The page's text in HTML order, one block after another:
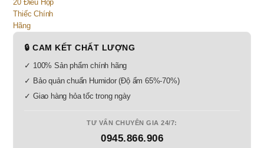
🔒 CAM KẾT CHẤT LƯỢNG
✓ 100% Sản phẩm chính hãng
✓ Bảo quản chuẩn Humidor (Độ ẩm 65%-70%)
✓ Giao hàng hỏa tốc trong ngày
TƯ VẤN CHUYÊN GIA 24/7:
0945.866.906